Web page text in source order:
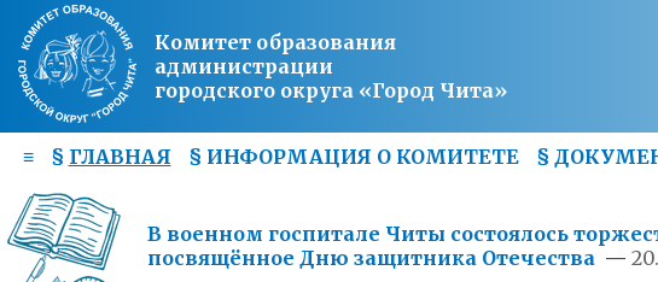
Комитет образования
администрации
городского округа «Город Чита»
≡ § ГЛАВНАЯ § ИНФОРМАЦИЯ О КОМИТЕТЕ §
В военном госпитале Читы состоялось
посвящённое Дню защитника Отечества —